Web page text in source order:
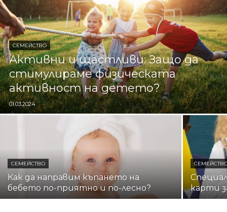
СЕМЕЙСТВО
Активни и щастливи: Защо да
стимулираме физическата
активност на детето?
01.03.2024
СЕМЕЙСТВО
Как да направим къпането на
бебето по-приятно и по-лесно?
карти